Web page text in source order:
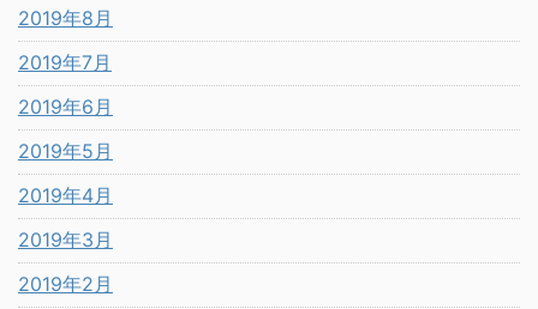
2019年8月
2019年7月
2019年6月
2019年5月
2019年4月
2019年3月
2019年2月